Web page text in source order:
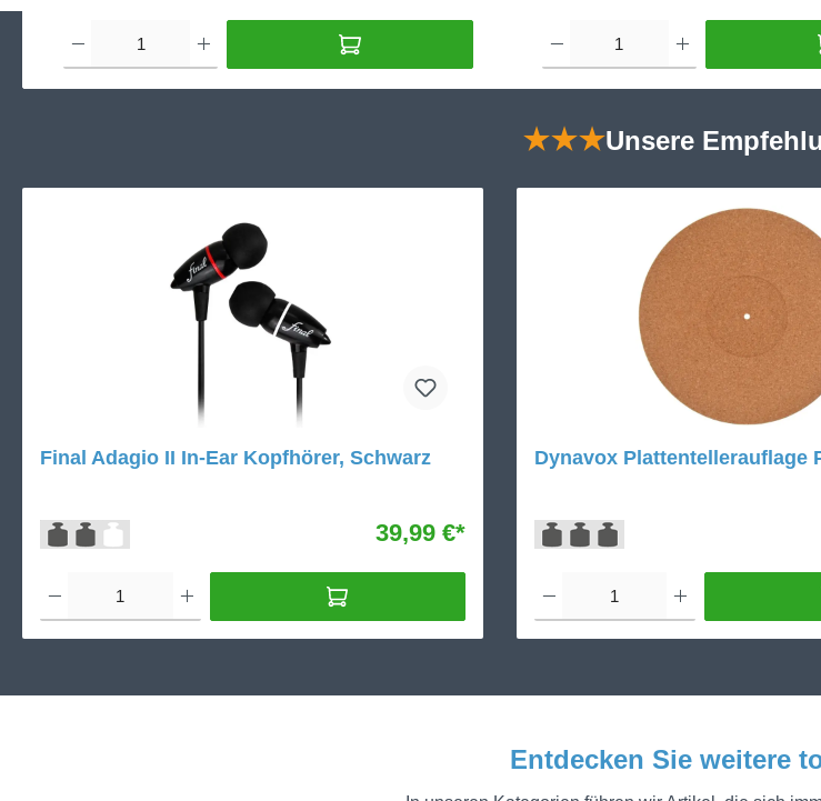
★★★Unsere
Final Adagio II In-Ear Kopfhörer, Schwarz
39,99 €*
Dynavox Plattentellerauflage
Entdecken Sie weitere